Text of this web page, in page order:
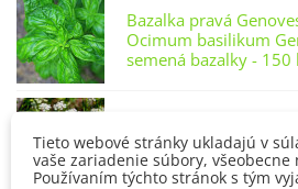
Bazalka pravá
Ocimum basilikum
semená bazalky - 150
Rasca rímska -
cyminum - semená
Tieto webové stránky ukladajú v
vaše zariadenie súbory, všeobecne
Používaním týchto stránok s tým